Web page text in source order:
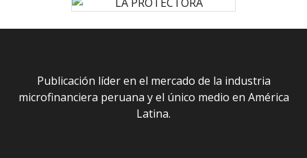
Publicación líder en el mercado de la industria
microfinanciera peruana y el único medio en América
Latina.